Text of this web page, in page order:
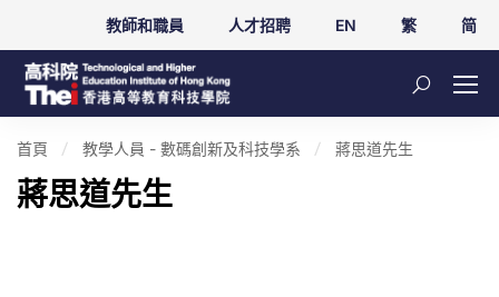
教師和職員 人才招聘 EN 繁 简
首頁 教學人員 - 數碼創新及科技學系 蔣思道先生
蔣思道先生